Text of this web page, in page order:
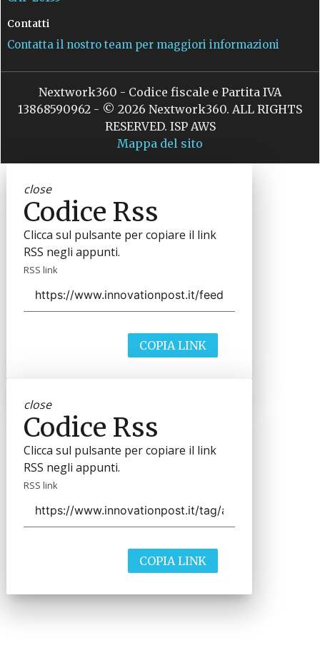
Contatti
Contatta il nostro team per maggiori informazioni
Nextwork360 - Codice fiscale e Partita IVA
13868590962 - © 2026 Nextwork360. ALL RIGHTS
RESERVED. ISP AWS
Mappa del sito
close
Codice Rss
Clicca sul pulsante per copiare il link
RSS negli appunti.
RSS link
COPIA LINK
close
Codice Rss
Clicca sul pulsante per copiare il link
RSS negli appunti.
RSS link
COPIA LINK